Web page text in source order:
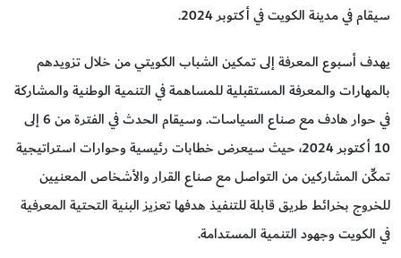
سيقام في مدينة الكويت في أكتوبر 2024.
يهدف أسبوع المعرفة إلى تمكين الشباب الكويتي من خلال تزويدهم
بالمهارات والمعرفة المستقبلية للمساهمة في التنمية الوطنية والمشاركة
في حوار هادف مع صناع السياسات. وسيقام الحدث في الفترة من 6 إلى
10 أكتوبر 2024، حيث سيعرض خطابات رئيسية وحوارات استراتيجية
تمكِّن المشاركين من التواصل مع صناع القرار والأشخاص المعنيين
للخروج بخرائط طريق قابلة للتنفيذ هدفها تعزيز البنية التحتية المعرفية
في الكويت وجهود التنمية المستدامة.